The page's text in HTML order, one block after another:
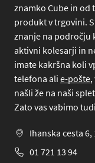
znamko Cube in od
produkt v trgovini.
znanje na področju
aktivni kolesarji in
imate kakršna koli
telefona ali e-pošte
našli že na naši
Zato vas vabimo
Ihanska cesta
01 721 13 94